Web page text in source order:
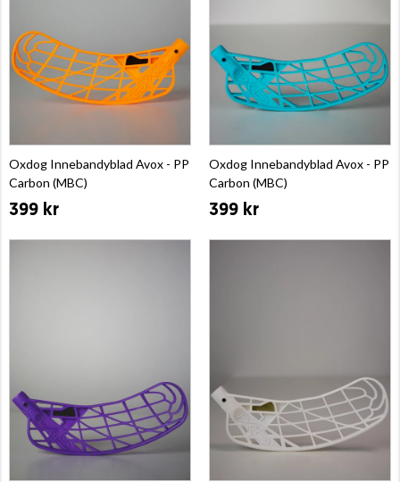
Oxdog Innebandyblad Avox - PP
Carbon (MBC)
399 kr
Oxdog Innebandyblad Avox - PP
Carbon (MBC)
399 kr